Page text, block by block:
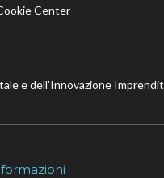
Center
e dell’Innovazione